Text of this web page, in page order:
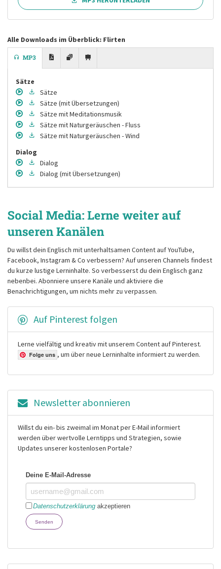
Alle Downloads im Überblick: Flirten
MP3
Sätze
Sätze
Sätze (mit Übersetzungen)
Sätze mit Meditationsmusik
Sätze mit Naturgeräuschen - Fluss
Sätze mit Naturgeräuschen - Wind
Dialog
Dialog
Dialog (mit Übersetzungen)
Social Media: Lerne weiter auf
unseren Kanälen
Du willst dein Englisch mit unterhaltsamen Content auf YouTube,
Facebook, Instagram & Co verbessern? Auf unseren Channels findest
du kurze lustige Lerninhalte. So verbesserst du dein Englisch ganz
nebenbei. Abonniere unsere Kanäle und aktiviere die
Benachrichtigungen, um nichts mehr zu verpassen.
Auf Pinterest folgen
Lerne vielfältig und kreativ mit unserem Content auf Pinterest.
Folge uns , um über neue Lerninhalte informiert zu werden.
Newsletter abonnieren
Willst du ein- bis zweimal im Monat per E-Mail informiert
werden über wertvolle Lerntipps und Strategien, sowie
Updates unserer kostenlosen Portale?
Deine E-Mail-Adresse
Datenschutzerklärung akzeptieren
Senden